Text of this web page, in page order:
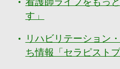
す」
リハビリテーション
ち情報「セラピストプ